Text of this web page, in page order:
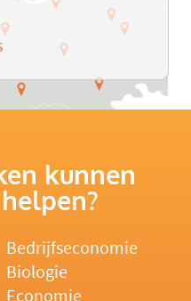
kunnen
Bedrijfseconomie
Biologie
Economie